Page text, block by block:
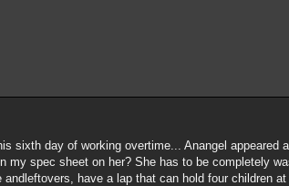
sixth day of working overtime... Anangel appeared
my spec sheet on her? She has to be completely
have a lap that can hold four children